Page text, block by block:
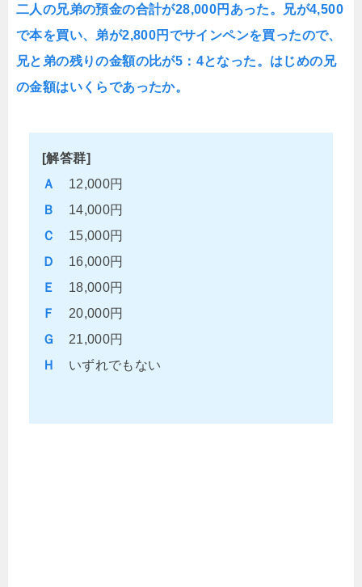
二人の兄弟の預金の合計が28,000円あった。兄が4,500
で本を買い、弟が2,800円でサインペンを買ったので、
兄と弟の残りの金額の比が5：4となった。はじめの兄
の金額はいくらであったか。
[解答群]
Ａ
12,000円
Ｂ
14,000円
Ｃ
15,000円
Ｄ
16,000円
Ｅ
18,000円
Ｆ
20,000円
Ｇ
21,000円
Ｈ
いずれでもない